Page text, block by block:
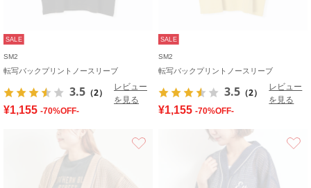
SALE
SM2
転写バックプリントノースリーブ
3.5 （2）
レビュー
を見る
¥1,155 -70%OFF-
SALE
SM2
転写バックプリントノースリーブ
3.5 （2）
レビュー
を見る
¥1,155 -70%OFF-